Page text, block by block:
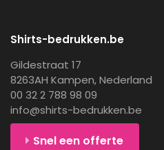
Shirts-bedrukken.be
Gildestraat 17
8263AH Kampen, Nederland
00 32 2 788 98 09
info@shirts-bedrukken.be
Snel een offerte